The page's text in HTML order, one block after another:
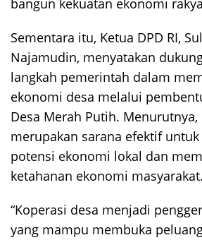
bangun kekuatan ekonomi
Sementara itu, Ketua DPD RI,
Najamudin, menyatakan
langkah pemerintah dalam
ekonomi desa melalui
Desa Merah Putih. Menurutnya,
merupakan sarana efektif
potensi ekonomi lokal dan
ketahanan ekonomi masyarakat.
“Koperasi desa menjadi
yang mampu membuka